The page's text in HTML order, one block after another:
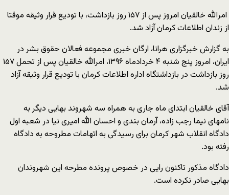
امرالله خالقیان امروز پس از ۱۵۷ روز بازداشت، با تودیع قرار وثیقه موقتا
از زندان اطلاعات کرمان آزاد شد.
به گزارش خبرگزاری هرانا، ارگان خبری مجموعه فعالان حقوق بشر در
ایران، امروز پنج شنبه ۴ خردادماه ۱۳۹۶، امرالله خالقیان پس از تحمل ۱۵۷
روز بازداشت در بازداشتگاه اداره اطلاعات کرمان با تودیع قرار وثیقه آزاد
شد.
آقای خالقیان ابتدای ماه جاری به همراه سه شهروند بهایی دیگر به
نامهای نیما رجب زاده، آرمان بندی و احسان الله امیری نیا در شعبه اول
دادگاه انقلاب شهر کرمان برای رسیدگی به اتهامات مطروحه به دادگاه
رفته بود.
دادگاه مذکور تاکنون رایی در خصوص پرونده مطرحه این شهروندان
بهایی صادر نکرده است.